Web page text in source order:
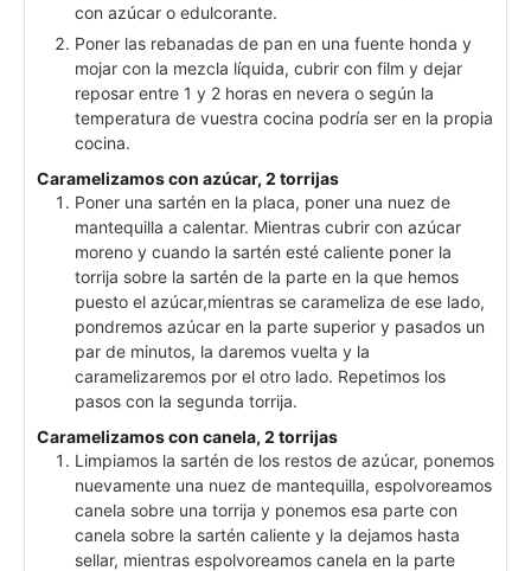
con azúcar o edulcorante.
Poner las rebanadas de pan en una fuente honda y
mojar con la mezcla líquida, cubrir con film y dejar
reposar entre 1 y 2 horas en nevera o según la
temperatura de vuestra cocina podría ser en la propia
cocina.
Caramelizamos con azúcar, 2 torrijas
Poner una sartén en la placa, poner una nuez de
mantequilla a calentar. Mientras cubrir con azúcar
moreno y cuando la sartén esté caliente poner la
torrija sobre la sartén de la parte en la que hemos
puesto el azúcar,mientras se carameliza de ese lado,
pondremos azúcar en la parte superior y pasados un
par de minutos, la daremos vuelta y la
caramelizaremos por el otro lado. Repetimos los
pasos con la segunda torrija.
Caramelizamos con canela, 2 torrijas
Limpiamos la sartén de los restos de azúcar, ponemos
nuevamente una nuez de mantequilla, espolvoreamos
canela sobre una torrija y ponemos esa parte con
canela sobre la sartén caliente y la dejamos hasta
sellar, mientras espolvoreamos canela en la parte